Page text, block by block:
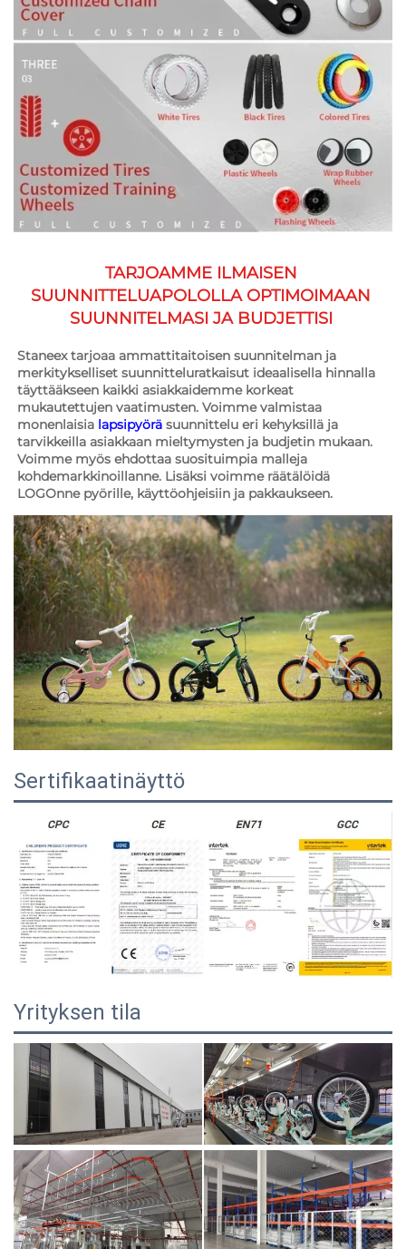
TARJOAMME ILMAISEN
SUUNNITTELUAPOLOLLA OPTIMOIMAAN
SUUNNITELMASI JA BUDJETTISI
Staneex tarjoaa ammattitaitoisen suunnitelman ja
merkitykselliset suunnitteluratkaisut ideaalisella hinnalla
täyttääkseen kaikki asiakkaidemme korkeat
mukautettujen vaatimusten. Voimme valmistaa
monenlaisia lapsipyörä suunnittelu eri kehyksillä ja
tarvikkeilla asiakkaan mieltymysten ja budjetin mukaan.
Voimme myös ehdottaa suosituimpia malleja
kohdemarkkinoillanne. Lisäksi voimme räätälöidä
LOGOnne pyörille, käyttöohjeisiin ja pakkaukseen.
Sertifikaatinäyttö
Yrityksen tila